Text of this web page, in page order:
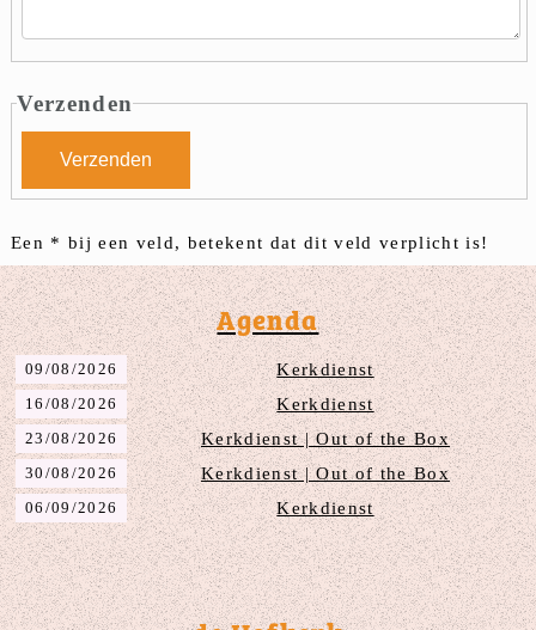
Verzenden
Een * bij een veld, betekent dat dit veld verplicht is!
Agenda
09/08/2026 Kerkdienst
16/08/2026 Kerkdienst
23/08/2026 Kerkdienst | Out of the Box
30/08/2026 Kerkdienst | Out of the Box
06/09/2026 Kerkdienst